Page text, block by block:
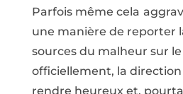
Parfois même cela
une manière de reporter
sources du malheur sur le
officiellement, la
rendre heureux et,